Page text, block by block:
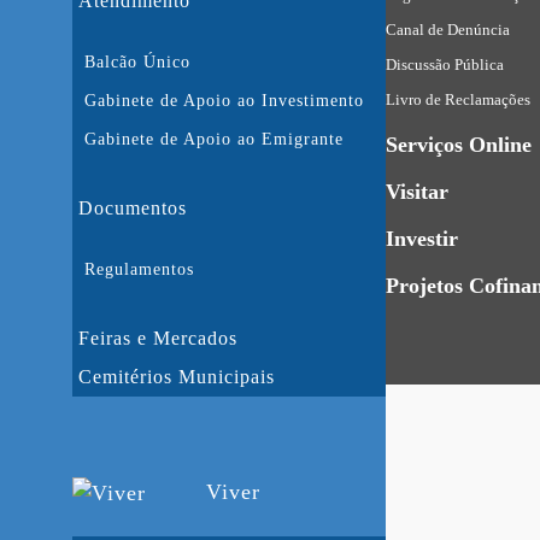
Balcão Único
Gabinete de Apoio ao Investimento
Gabinete de Apoio ao Emigrante
Documentos
Regulamentos
Feiras e Mercados
Cemitérios Municipais
Viver
Canal de Denúncia
Discussão Pública
Livro de Reclamações
Serviços Online
Visitar
Investir
Projetos